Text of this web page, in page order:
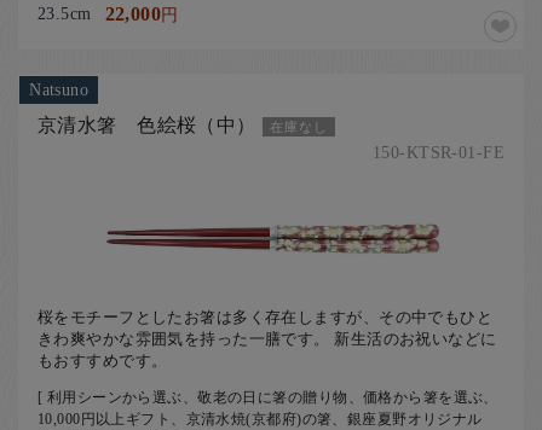
23.5cm 22,000円
Natsuno
京清水箸 色絵桜（中） 在庫なし
150-KTSR-01-FE
桜をモチーフとしたお箸は多く存在しますが、その中でもひと
きわ爽やかな雰囲気を持った一膳です。 新生活のお祝いなどに
もおすすめです。
[ 利用シーンから選ぶ、敬老の日に箸の贈り物、価格から箸を選ぶ、
10,000円以上ギフト、京清水焼(京都府)の箸、銀座夏野オリジナル